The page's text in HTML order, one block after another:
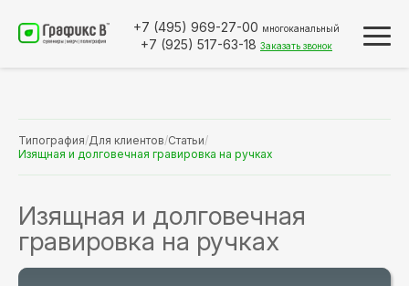
+7 (495) 969-27-00 многоканальный
+7 (925) 517-63-18 Заказать звонок
Типография/Для клиентов/Статьи/
Изящная и долговечная гравировка на ручках
Изящная и долговечная
гравировка на ручках